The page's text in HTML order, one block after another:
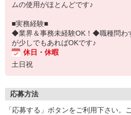
ムの使用がほとんどです♪
■実務経験■
◆業界＆事務未経験OK！◆職種問わ
が少しでもあればOKです♪
休日・休暇
土日祝
応募方法
「応募する」ボタンをご利用下さい。